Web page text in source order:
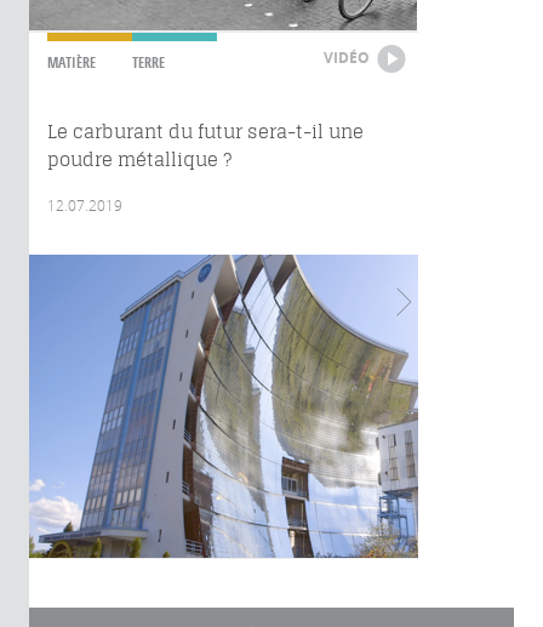
MATIÈRE TERRE VIDÉO
Le carburant du futur sera-t-il une
poudre métallique ?
12.07.2019